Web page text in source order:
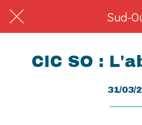
Sud-
CIC SO :
31/03/